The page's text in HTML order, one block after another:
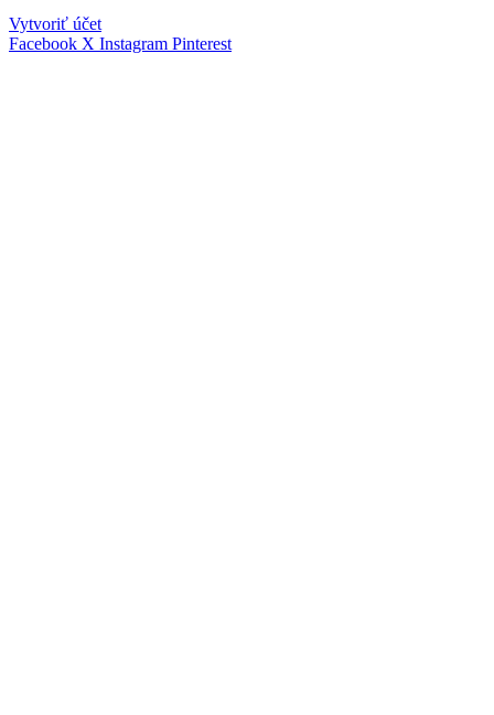
Vytvoriť účet
Facebook X Instagram Pinterest